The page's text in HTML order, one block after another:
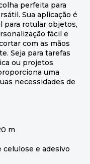
perfeita para
Sua aplicação é
para rotular objetos,
fácil e
com as mãos
Seja para tarefas
ou projetos
uma
necessidades de
m
celulose e adesivo